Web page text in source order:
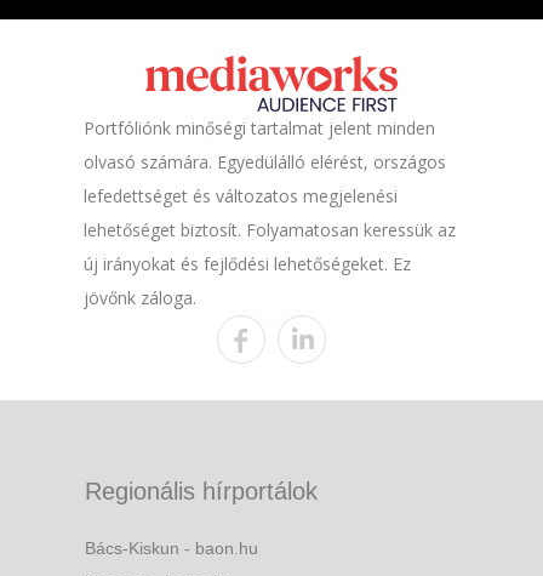
Portfóliónk minőségi tartalmat jelent minden
olvasó számára. Egyedülálló elérést, országos
lefedettséget és változatos megjelenési
lehetőséget biztosít. Folyamatosan keressük az
új irányokat és fejlődési lehetőségeket. Ez
jövőnk záloga.
Regionális hírportálok
Bács-Kiskun - baon.hu